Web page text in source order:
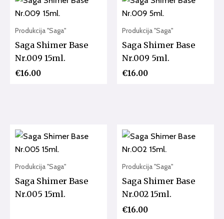
Produkcija "Saga"
Saga Shimer Base
Nr.009 15ml.
€16.00
Produkcija "Saga"
Saga Shimer Base
Nr.009 5ml.
€16.00
Produkcija "Saga"
Saga Shimer Base
Nr.005 15ml.
Produkcija "Saga"
Saga Shimer Base
Nr.002 15ml.
€16.00